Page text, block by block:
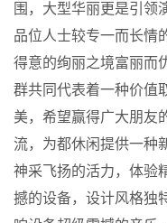
围，大型华丽更是引领
品位人士较专一而长情
得意的绚丽之境富丽而
群共同代表着一种价值
美，希望赢得广大朋友
流，为都休闲提供一种
神采飞扬的活力，体验
撼的设备，设计风格独